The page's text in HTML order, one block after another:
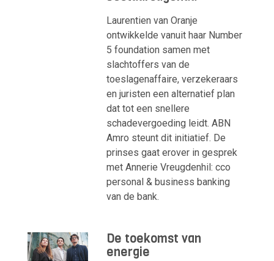
Laurentien van Oranje
ontwikkelde vanuit haar Number
5 foundation samen met
slachtoffers van de
toeslagenaffaire, verzekeraars
en juristen een alternatief plan
dat tot een snellere
schadevergoeding leidt. ABN
Amro steunt dit initiatief. De
prinses gaat erover in gesprek
met Annerie Vreugdenhil: cco
personal & business banking
van de bank.
De toekomst van
energie